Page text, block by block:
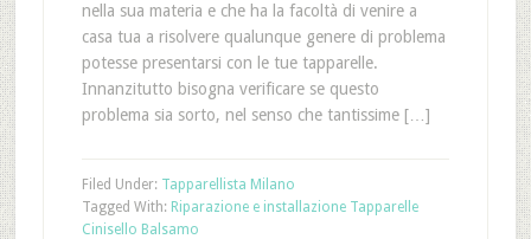
nella sua materia e che ha la facoltà di venire a
casa tua a risolvere qualunque genere di problema
potesse presentarsi con le tue tapparelle.
Innanzitutto bisogna verificare se questo
problema sia sorto, nel senso che tantissime […]
Filed Under: Tapparellista Milano
Tagged With: Riparazione e installazione Tapparelle
Cinisello Balsamo